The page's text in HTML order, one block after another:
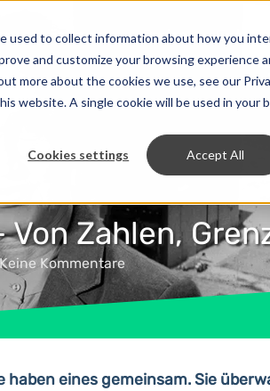
used to collect information about how you
and customize your browsing experience
more about the cookies we use, see our
website. A single cookie will be used in your
Cookies settings Accept All
Lösungen Preise
Zahlen,
Keine Kommentare
eines gemeinsam. Sie